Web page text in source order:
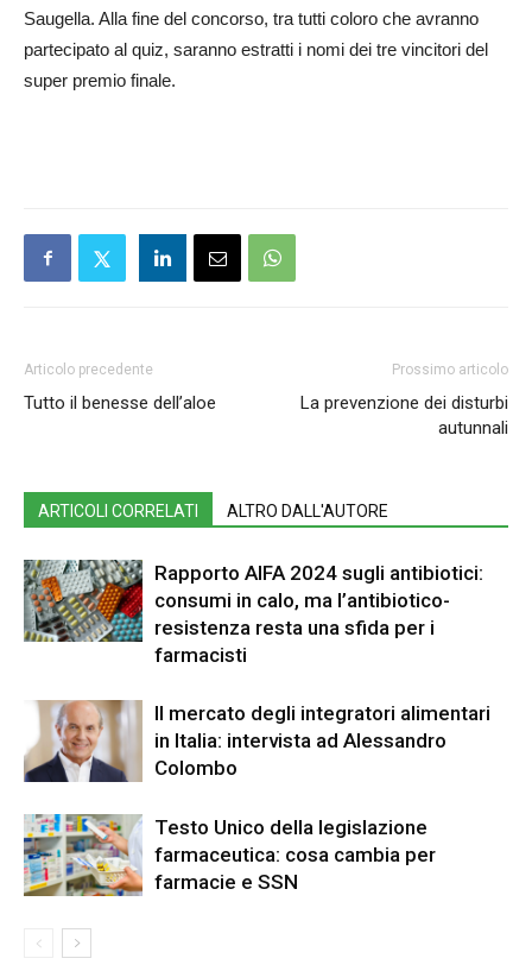
Saugella. Alla fine del concorso, tra tutti coloro che avranno
partecipato al quiz, saranno estratti i nomi dei tre vincitori del
super premio finale.
Articolo precedente
Tutto il benesse dell’aloe
Prossimo articolo
La prevenzione dei disturbi
autunnali
ARTICOLI CORRELATI ALTRO DALL'AUTORE
Rapporto AIFA 2024 sugli antibiotici:
consumi in calo, ma l’antibiotico-
resistenza resta una sfida per i
farmacisti
Il mercato degli integratori alimentari
in Italia: intervista ad Alessandro
Colombo
Testo Unico della legislazione
farmaceutica: cosa cambia per
farmacie e SSN